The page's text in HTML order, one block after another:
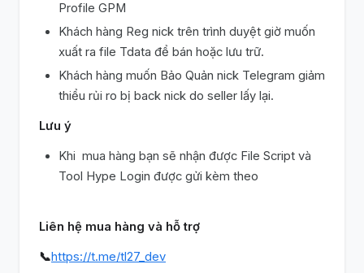
Profile GPM
Khách hàng Reg nick trên trình duyệt giờ muốn
xuất ra file Tdata để bán hoặc lưu trữ.
Khách hàng muốn Bảo Quản nick Telegram giảm
thiểu rủi ro bị back nick do seller lấy lại.
Lưu ý
Khi mua hàng bạn sẽ nhận được File Script và
Tool Hype Login được gửi kèm theo
Liên hệ mua hàng và hỗ trợ
📞https://t.me/tl27_dev